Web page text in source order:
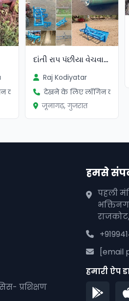
करें
દાંતી રાપ પંછીયા વેચવાના છે
Raj Kodiyatar
देखने के लिए लॉगिन करें
जूनागढ़, गुजरात
प्रशिक्षण
हमसे
पहली
[email
हमारी ऐप